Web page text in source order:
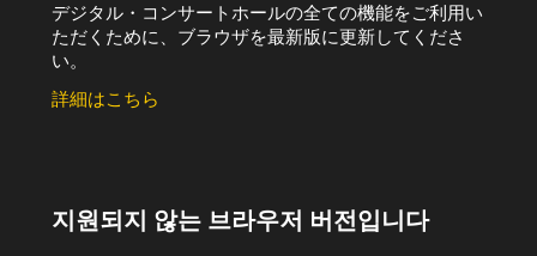
デジタル・コンサートホールの全ての機能をご利用い
ただくために、ブラウザを最新版に更新してくださ
い。
詳細はこちら
지원되지 않는 브라우저 버전입니다